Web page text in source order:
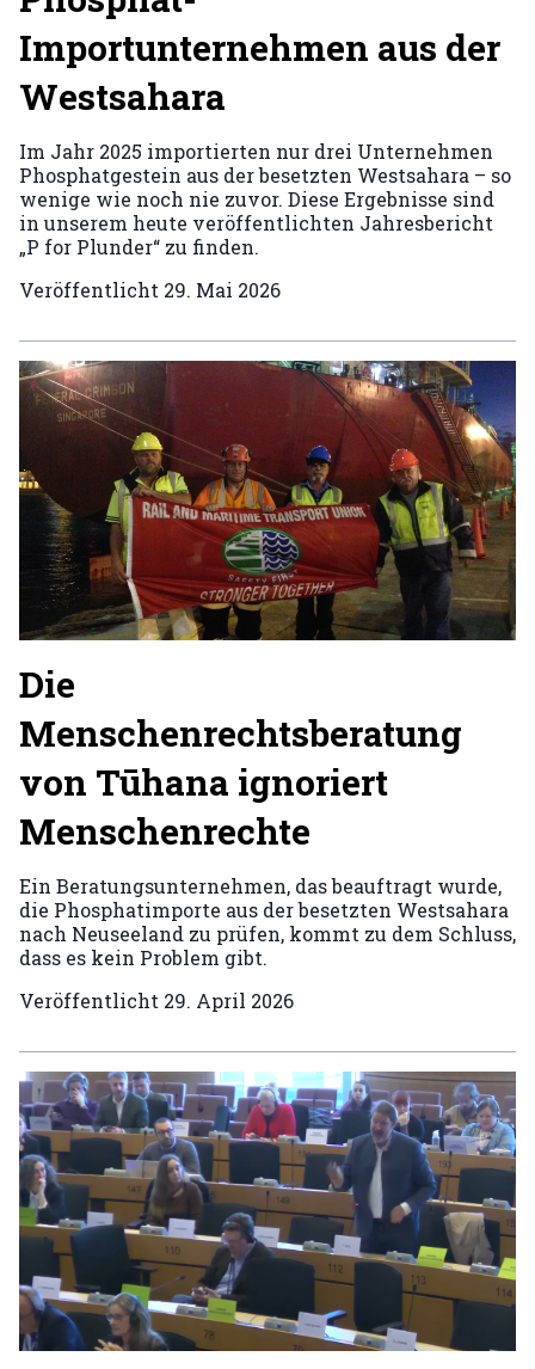
Importunternehmen aus der
Westsahara
Im Jahr 2025 importierten nur drei Unternehmen
Phosphatgestein aus der besetzten Westsahara – so
wenige wie noch nie zuvor. Diese Ergebnisse sind
in unserem heute veröffentlichten Jahresbericht
„P for Plunder“ zu finden.
Veröffentlicht 29. Mai 2026
Die
Menschenrechtsberatung
von Tūhana ignoriert
Menschenrechte
Ein Beratungsunternehmen, das beauftragt wurde,
die Phosphatimporte aus der besetzten Westsahara
nach Neuseeland zu prüfen, kommt zu dem Schluss,
dass es kein Problem gibt.
Veröffentlicht 29. April 2026